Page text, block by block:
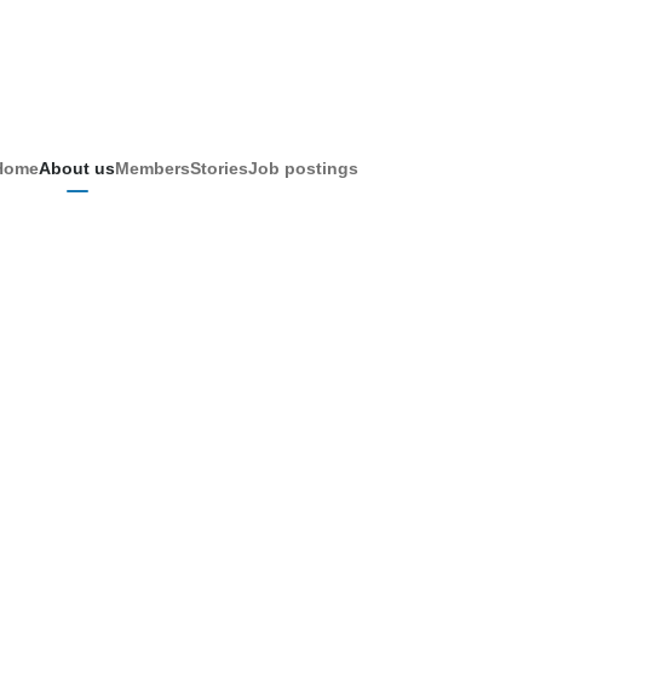
About usMembersStoriesJob postings